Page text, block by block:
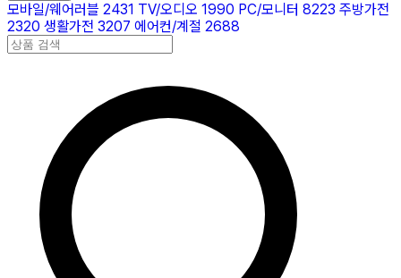
모바일/웨어러블 2431 TV/오디오 1990 PC/모니터 8223 주방가전
2320 생활가전 3207 에어컨/계절 2688